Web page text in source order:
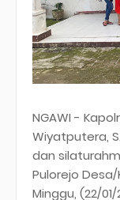
NGAWI -
Wiyatputera,
dan
Pulorejo
Minggu, (22/01/